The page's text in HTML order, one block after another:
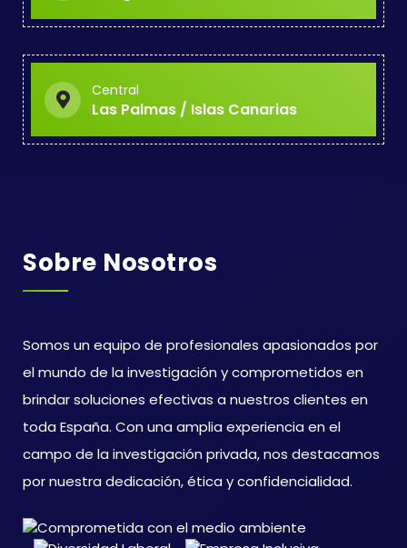
Central
Las Palmas / Islas Canarias
Sobre Nosotros
Somos un equipo de profesionales apasionados por
el mundo de la investigación y comprometidos en
brindar soluciones efectivas a nuestros clientes en
toda España. Con una amplia experiencia en el
campo de la investigación privada, nos destacamos
por nuestra dedicación, ética y confidencialidad.